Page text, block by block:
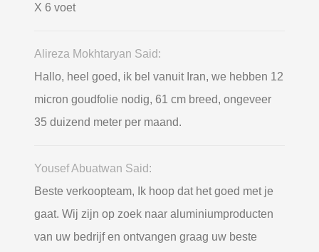
X 6 voet
Alireza Mokhtaryan Said:
Hallo, heel goed, ik bel vanuit Iran, we hebben 12
micron goudfolie nodig, 61 cm breed, ongeveer
35 duizend meter per maand.
Yousef Abuatwan Said:
Beste verkoopteam, Ik hoop dat het goed met je
gaat. Wij zijn op zoek naar aluminiumproducten
van uw bedrijf en ontvangen graag uw beste